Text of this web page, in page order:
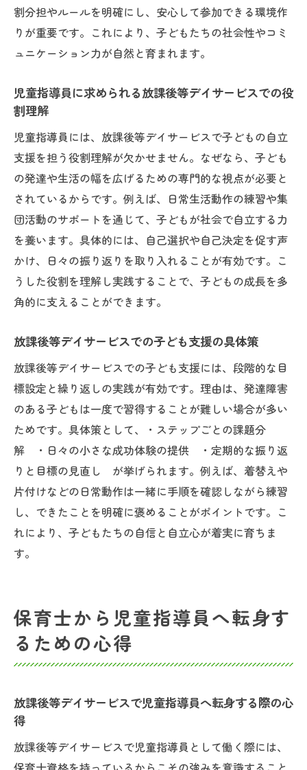
割分担やルールを明確にし、安心して参加できる環境作
りが重要です。これにより、子どもたちの社会性やコミ
ュニケーション力が自然と育まれます。
児童指導員に求められる放課後等デイサービスでの役
割理解
児童指導員には、放課後等デイサービスで子どもの自立
支援を担う役割理解が欠かせません。なぜなら、子ども
の発達や生活の幅を広げるための専門的な視点が必要と
されているからです。例えば、日常生活動作の練習や集
団活動のサポートを通じて、子どもが社会で自立する力
を養います。具体的には、自己選択や自己決定を促す声
かけ、日々の振り返りを取り入れることが有効です。こ
うした役割を理解し実践することで、子どもの成長を多
角的に支えることができます。
放課後等デイサービスでの子ども支援の具体策
放課後等デイサービスでの子ども支援には、段階的な目
標設定と繰り返しの実践が有効です。理由は、発達障害
のある子どもは一度で習得することが難しい場合が多い
ためです。具体策として、・ステップごとの課題分
解 ・日々の小さな成功体験の提供 ・定期的な振り返
りと目標の見直し が挙げられます。例えば、着替えや
片付けなどの日常動作は一緒に手順を確認しながら練習
し、できたことを明確に褒めることがポイントです。こ
れにより、子どもたちの自信と自立心が着実に育ちま
す。
保育士から児童指導員へ転身す
るための心得
放課後等デイサービスで児童指導員へ転身する際の心
得
放課後等デイサービスで児童指導員として働く際には、